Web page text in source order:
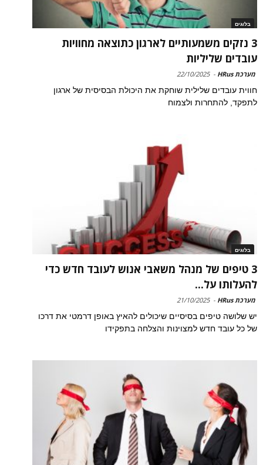
בלוגים
3 נזקים משמעותיים לארגון כתוצאה מחוויות
עובדים שליליות
מערכת HRus -
22/10/2025
חווית עובדים שלילית שוחקת את היכולת הבסיסית של ארגון
לתפקד, להתחרות ולצמוח
בלוגים
3 טיפים של מנהל משאבי אנוש לעובד חדש כדי
להעלותו על...
מערכת HRus -
21/10/2025
יש שלושה טיפים בסיסיים שיכולים להאיץ באופן דרמטי את דרכו
של כל עובד חדש למצוינות והצלחה בתפקידו